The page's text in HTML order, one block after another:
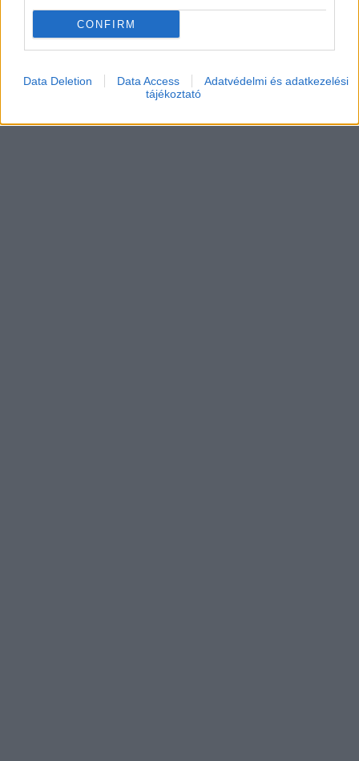
CONFIRM
Data Deletion Data Access
Adatvédelmi és adatkezelési
tájékoztató